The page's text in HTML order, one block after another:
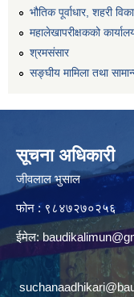
भौतिक पूर्वाधार, शहरी
महालेखापरीक्षकको
श्रमसंसार
सङ्घीय मामिला तथा
सूचना अधिकारी
जीवलाल भुसाल
फोन : ९८४७२७०२५६
ईमेल: